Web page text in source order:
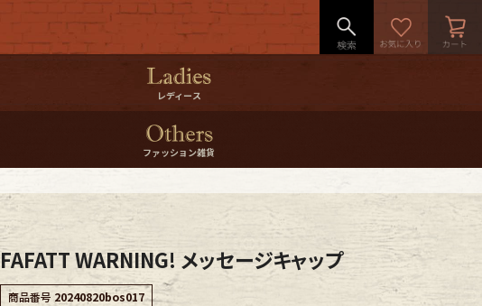
レディース
ファッション雑貨
FAFATT WARNING! メッセージキャップ
商品番号 20240820bos017